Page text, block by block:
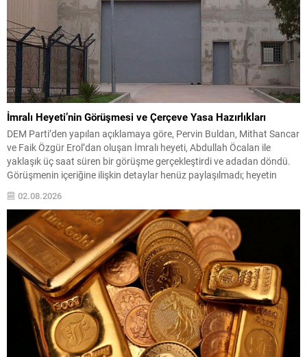
İmralı Heyeti’nin Görüşmesi ve Çerçeve Yasa Hazırlıkları
DEM Parti’den yapılan açıklamaya göre, Pervin Buldan, Mithat Sancar
ve Faik Özgür Erol’dan oluşan İmralı heyeti, Abdullah Öcalan ile
yaklaşık üç saat süren bir görüşme gerçekleştirdi ve adadan döndü.
Görüşmenin içeriğine ilişkin detaylar henüz paylaşılmadı; heyetin
ilişkin son gelişmeler Terörsüz Türkiye çerçevesinde...
02.08.2026